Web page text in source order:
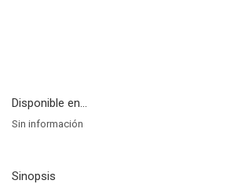
Disponible en...
Sin información
Sinopsis